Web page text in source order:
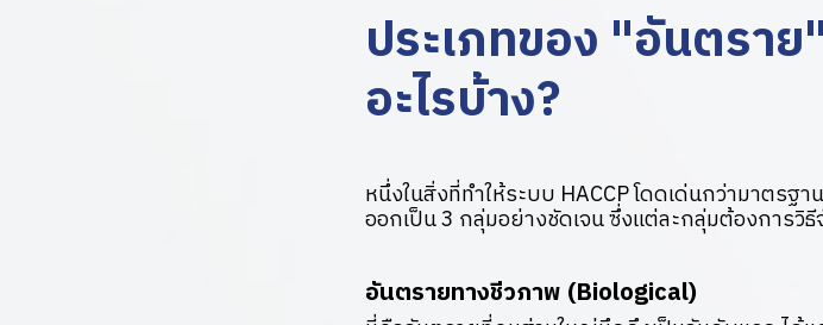
ประเภทของ "อันตราย
อะไรบ้าง?
หนึ่งในสิ่งที่ทำให้ระบบ HACCP โดดเด่นกว่ามาตร
ออกเป็น 3 กลุ่มอย่างชัดเจน ซึ่งแต่ละกลุ่มต้องการ
อันตรายทางชีวภาพ (Biological)